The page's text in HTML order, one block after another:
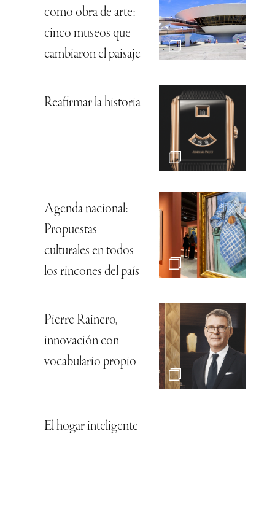
como obra de arte:
cinco museos que
cambiaron el paisaje
Reafirmar la historia
Agenda nacional:
Propuestas
culturales en todos
los rincones del país
Pierre Rainero,
innovación con
vocabulario propio
El hogar inteligente